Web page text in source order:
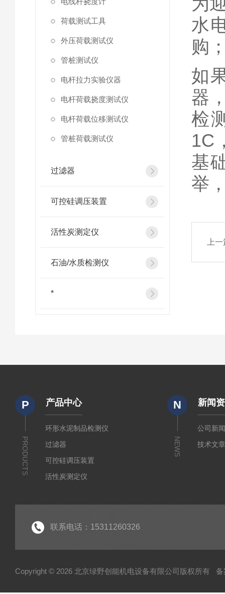
荷载测试工具
外压荷载测试仪
管桩测试仪
电杆拉力实验仪器
电杆荷载挠度测试仪
电杆荷载位移测试仪
管桩荷载测试仪
过滤器
可控硅调压装置
活性炭测定仪
石油/水质检测仪
*
水
购
如
器
检
1C
基
举
上
P
PRODUCTS
产品中心
环形水泥制品检测仪
过滤器
可控硅调压装置
活性炭测定仪
N
NEWS
新闻
公司新
技术文
联系电话：15311260326
Copyright © 2026 北京绿野创能机电设备有限公司版权所有 备